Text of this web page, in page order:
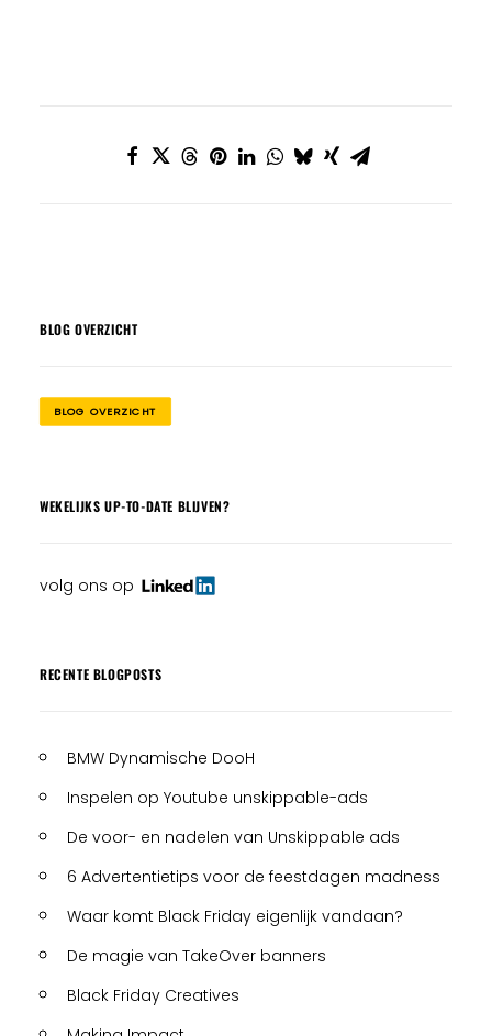
BLOG OVERZICHT
BLOG OVERZICHT
WEKELIJKS UP-TO-DATE BLIJVEN?
volg ons op
RECENTE BLOGPOSTS
BMW Dynamische DooH
Inspelen op Youtube unskippable-ads
De voor- en nadelen van Unskippable ads
6 Advertentietips voor de feestdagen madness
Waar komt Black Friday eigenlijk vandaan?
De magie van TakeOver banners
Black Friday Creatives